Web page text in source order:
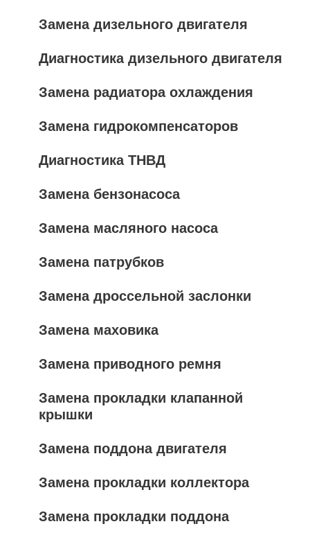
Замена дизельного двигателя
Диагностика дизельного двигателя
Замена радиатора охлаждения
Замена гидрокомпенсаторов
Диагностика ТНВД
Замена бензонасоса
Замена масляного насоса
Замена патрубков
Замена дроссельной заслонки
Замена маховика
Замена приводного ремня
Замена прокладки клапанной
крышки
Замена поддона двигателя
Замена прокладки коллектора
Замена прокладки поддона